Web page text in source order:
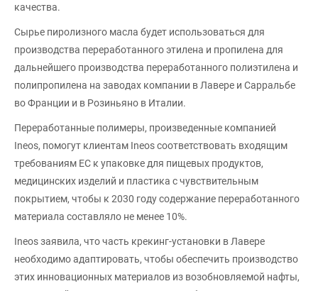
качества.
Сырье пиролизного масла будет использоваться для
производства переработанного этилена и пропилена для
дальнейшего производства переработанного полиэтилена и
полипропилена на заводах компании в Лавере и Сарральбе
во Франции и в Розиньяно в Италии.
Переработанные полимеры, произведенные компанией
Ineos, помогут клиентам Ineos соответствовать входящим
требованиям ЕС к упаковке для пищевых продуктов,
медицинских изделий и пластика с чувствительным
покрытием, чтобы к 2030 году содержание переработанного
материала составляло не менее 10%.
Ineos заявила, что часть крекинг-установки в Лавере
необходимо адаптировать, чтобы обеспечить производство
этих инновационных материалов из возобновляемой нафты,